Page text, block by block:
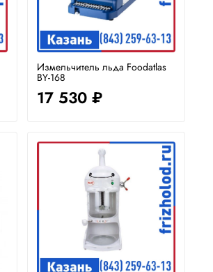
Измельчитель льда Foodatlas
BY-168
17 530 ₽